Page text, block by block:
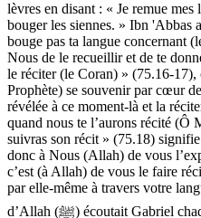
lèvres en disant : « Je remue
bouger les siennes. » Ibn 'Abbas
bouge pas ta langue concernant
Nous de le recueillir et de te
le réciter (le Coran) » (75.16-
Prophète) se souvenir par cœur
révélée à ce moment-là et la
quand nous te l’aurons récité (Ô
suivras son récit » (75.18)
donc à Nous (Allah) de vous
c’est (à Allah) de vous le faire
par elle-même à travers votre
d’Allah (ﷺ) écoutait Gabriel chaque fois qu’il venait et après son